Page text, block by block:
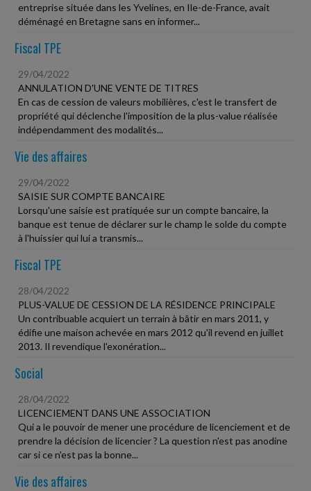
entreprise située dans les Yvelines, en Ile-de-France, avait
déménagé en Bretagne sans en informer...
Fiscal TPE
29/04/2022
ANNULATION D'UNE VENTE DE TITRES
En cas de cession de valeurs mobilières, c'est le transfert de
propriété qui déclenche l'imposition de la plus-value réalisée
indépendamment des modalités...
Vie des affaires
29/04/2022
SAISIE SUR COMPTE BANCAIRE
Lorsqu'une saisie est pratiquée sur un compte bancaire, la
banque est tenue de déclarer sur le champ le solde du compte
à l'huissier qui lui a transmis...
Fiscal TPE
28/04/2022
PLUS-VALUE DE CESSION DE LA RÉSIDENCE PRINCIPALE
Un contribuable acquiert un terrain à bâtir en mars 2011, y
édifie une maison achevée en mars 2012 qu'il revend en juillet
2013. Il revendique l'exonération...
Social
28/04/2022
LICENCIEMENT DANS UNE ASSOCIATION
Qui a le pouvoir de mener une procédure de licenciement et de
prendre la décision de licencier ? La question n'est pas anodine
car si ce n'est pas la bonne...
Vie des affaires